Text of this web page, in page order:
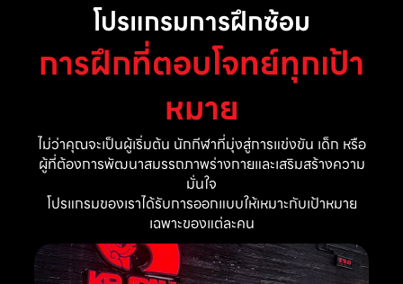
โปรแกรมการฝึกซ้อม
การฝึกที่ตอบโจทย์ทุกเป้า
หมาย
ไม่ว่าคุณจะเป็นผู้เริ่มต้น นักกีฬาที่มุ่งสู่การแข่งขัน เด็ก หรือ
ผู้ที่ต้องการพัฒนาสมรรถภาพร่างกายและเสริมสร้างความ
มั่นใจ
โปรแกรมของเราได้รับการออกแบบให้เหมาะกับเป้าหมาย
เฉพาะของแต่ละคน